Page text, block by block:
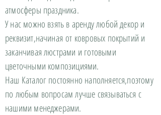
атмосферы праздника.
У нас можно взять в аренду любой декор и
реквизит,начиная от ковровых покрытий и
заканчивая люстрами и готовыми
цветочными композициями.
Наш Каталог постоянно наполняется,поэтому
по любым вопросам лучше связываться с
нашими менеджерами.